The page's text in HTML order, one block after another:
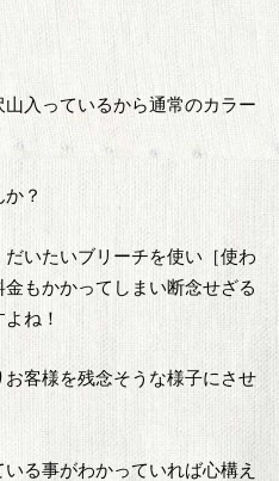
山入っているから通常のカラー
？
いたいブリーチを使い［使わ
もかかってしまい断念せざる
ね！
客様を残念そうな様子にさせ
る事がわかっていれば心構え